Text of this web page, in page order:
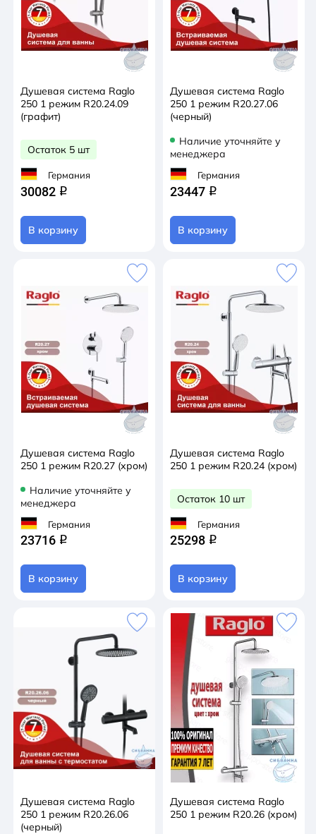
Душевая система Raglo
250 1 режим R20.24.09
(графит)
Остаток 5 шт
Германия
30082 q
В корзину
Душевая система Raglo
250 1 режим R20.27.06
(черный)
Наличие уточняйте у
менеджера
Германия
23447 q
В корзину
Душевая система Raglo
250 1 режим R20.27 (хром)
Наличие уточняйте у
менеджера
Германия
23716 q
В корзину
Душевая система Raglo
250 1 режим R20.24 (хром)
Остаток 10 шт
Германия
25298 q
В корзину
Душевая система Raglo
250 1 режим R20.26.06
(черный)
Душевая система Raglo
250 1 режим R20.26 (хром)